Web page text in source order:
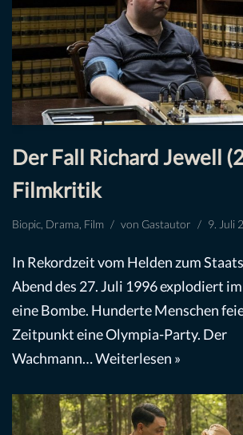
Der Fall Richard Jewell
Filmkritik
Biopic Drama Film von Gastautor 9. Juli
In Rekordzeit vom Helden zum
Abend des 27. Juli 1996 explodiert
eine Bombe. Hunderte Menschen
Zeitpunkt eine Olympia-Party. Der
Wachmann…Weiterlesen »